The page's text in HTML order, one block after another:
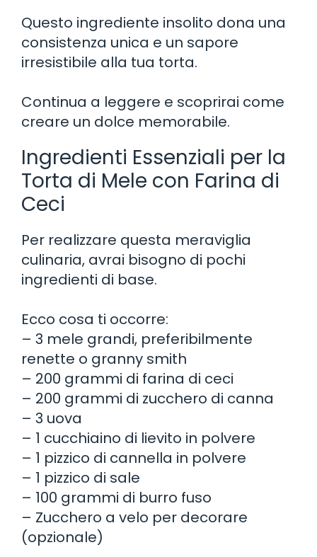
Questo ingrediente insolito dona una
consistenza unica e un sapore
irresistibile alla tua torta.
Continua a leggere e scoprirai come
creare un dolce memorabile.
Ingredienti Essenziali per la
Torta di Mele con Farina di
Ceci
Per realizzare questa meraviglia
culinaria, avrai bisogno di pochi
ingredienti di base.
Ecco cosa ti occorre:
– 3 mele grandi, preferibilmente
renette o granny smith
– 200 grammi di farina di ceci
– 200 grammi di zucchero di canna
– 3 uova
– 1 cucchiaino di lievito in polvere
– 1 pizzico di cannella in polvere
– 1 pizzico di sale
– 100 grammi di burro fuso
– Zucchero a velo per decorare
(opzionale)